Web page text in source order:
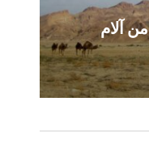
آلام